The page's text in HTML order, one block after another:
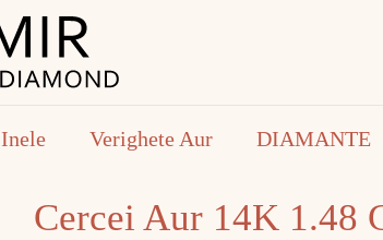
Inele Verighete Aur DIAMANTE
Cercei Aur 14K 1.48